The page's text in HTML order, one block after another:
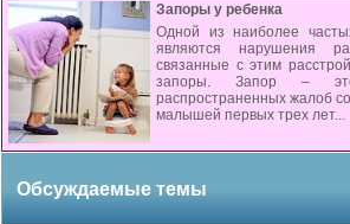
Запоры у ребенка
Одной из наиболее
являются нарушения
связанные с этим
запоры. Запор –
распространенных жалоб
малышей первых трех лет...
Обсуждаемые темы